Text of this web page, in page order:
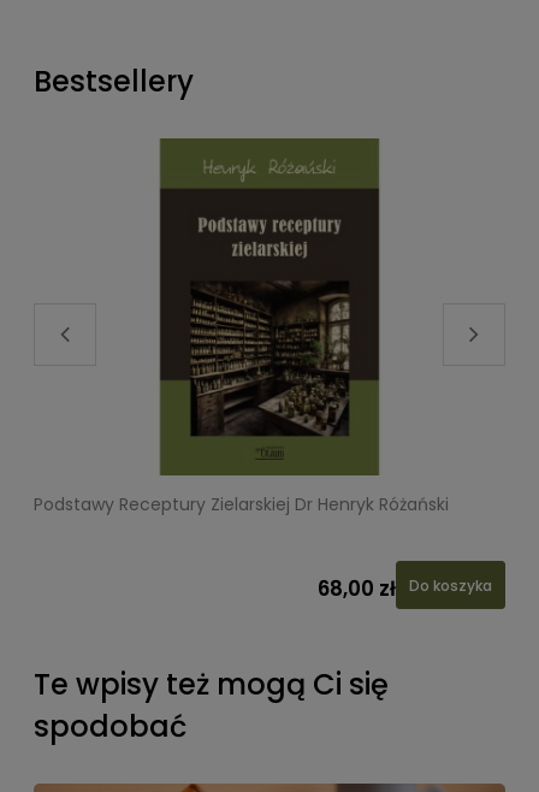
Bestsellery
Podstawy Receptury Zielarskiej Dr Henryk Różański
68,00 zł Do koszyka
Te wpisy też mogą Ci się
spodobać